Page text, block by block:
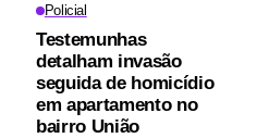
Policial
Testemunhas
detalham invasão
seguida de homicídio
em apartamento no
bairro União